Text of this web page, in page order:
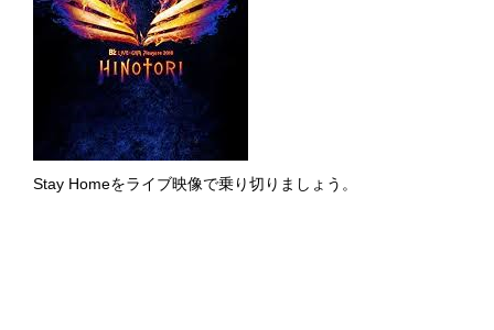
Stay Homeをライブ映像で乗り切りましょう。